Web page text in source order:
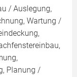
/ Auslegung,
Wartung /
Planung /